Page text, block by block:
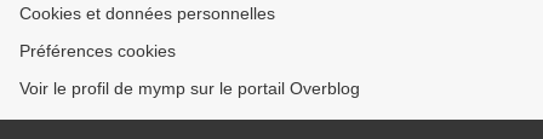
Cookies et données personnelles
Préférences cookies
Voir le profil de mymp sur le portail Overblog